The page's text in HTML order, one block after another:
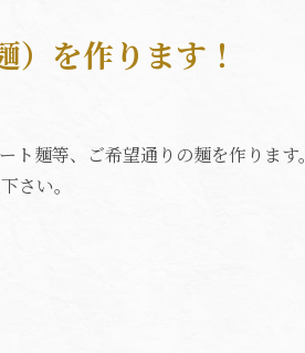
を作ります！
麺等、ご希望通りの麺を作ります。
さい。